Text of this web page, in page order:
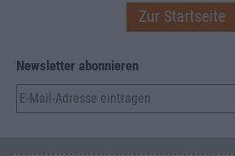
Zur Startseite
Newsletter abonnieren